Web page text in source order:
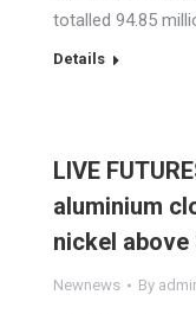
totalled 94.85
Details
LIVE
aluminium
nickel above
Newnews By